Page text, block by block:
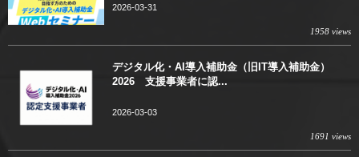
2026-03-31
1958 views
デジタル化・AI導入補助金（旧IT導入補助金）
2026 支援事業者に認...
2026-03-03
1691 views